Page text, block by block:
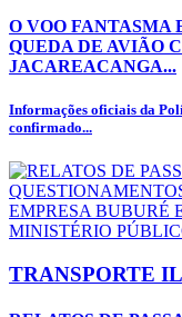
O VOO FANTASMA
QUEDA DE AVIÃO
JACAREACANGA...
Informações oficiais da
confirmado...
TRANSPORTE